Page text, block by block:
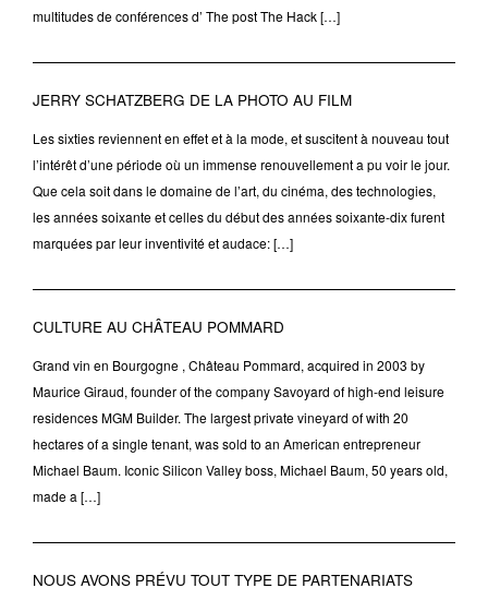
multitudes de conférences d’ The post The Hack […]
JERRY SCHATZBERG DE LA PHOTO AU FILM
Les sixties reviennent en effet et à la mode, et suscitent à nouveau tout
l’intérêt d’une période où un immense renouvellement a pu voir le jour.
Que cela soit dans le domaine de l’art, du cinéma, des technologies,
les années soixante et celles du début des années soixante-dix furent
marquées par leur inventivité et audace: […]
CULTURE AU CHÂTEAU POMMARD
Grand vin en Bourgogne , Château Pommard, acquired in 2003 by
Maurice Giraud, founder of the company Savoyard of high-end leisure
residences MGM Builder. The largest private vineyard of with 20
hectares of a single tenant, was sold to an American entrepreneur
Michael Baum. Iconic Silicon Valley boss, Michael Baum, 50 years old,
made a […]
NOUS AVONS PRÉVU TOUT TYPE DE PARTENARIATS